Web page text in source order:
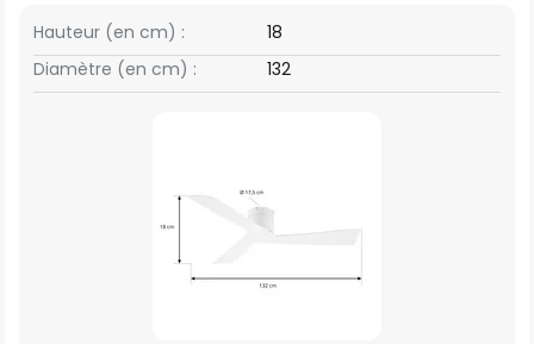
Hauteur (en cm) :
18
Diamètre (en cm) :
132